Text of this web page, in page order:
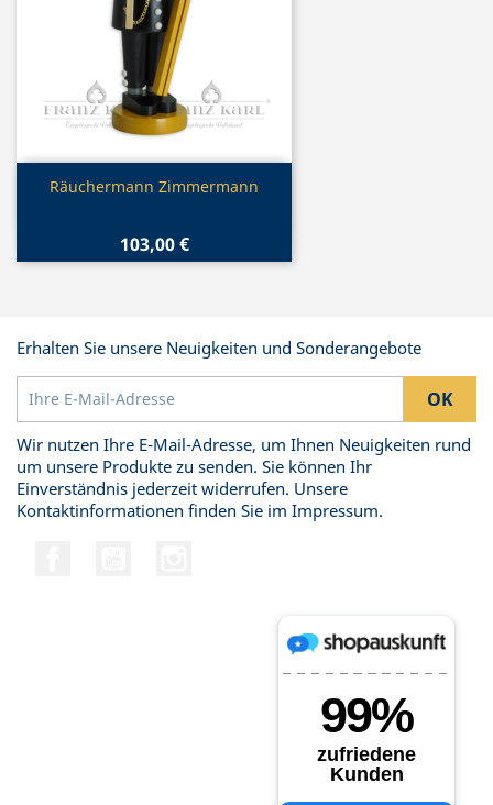
Vorschau
Räuchermann Zimmermann
103,00 €
Erhalten Sie unsere Neuigkeiten und Sonderangebote
Wir nutzen Ihre E-Mail-Adresse, um Ihnen Neuigkeiten rund
um unsere Produkte zu senden. Sie können Ihr
Einverständnis jederzeit widerrufen. Unsere
Kontaktinformationen finden Sie im Impressum.